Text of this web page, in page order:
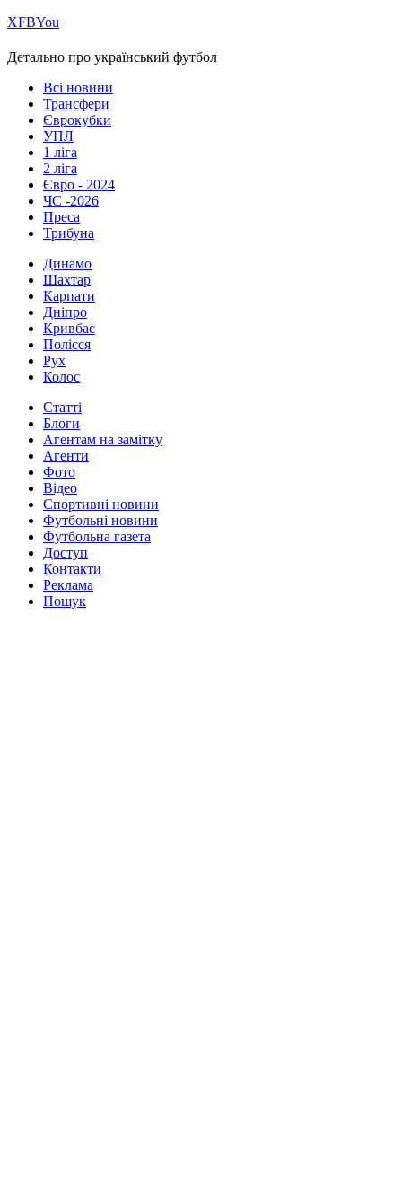
ХFBYou
Детально про український футбол
Всі новини
Трансфери
Єврокубки
УПЛ
1 ліга
2 ліга
Євро - 2024
ЧС -2026
Преса
Трибуна
Динамо
Шахтар
Карпати
Дніпро
Кривбас
Полісся
Рух
Колос
Статті
Блоги
Агентам на замітку
Агенти
Фото
Відео
Спортивні новини
Футбольні новини
Футбольна газета
Доступ
Контакти
Реклама
Пошук